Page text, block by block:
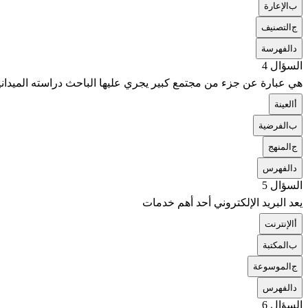
بالإعارة
جالتصنيف
د الفهرسة
السؤال 4
هي عبارة عن جزء من مجتمع كبير يجري عليها الباحث دراسته
أالعينة
بالفرضية
جالمنهج
د الفهرس
السؤال 5
يعد البريد الإلكتروني أحد أهم خدمات
أالإنترنت
بالمكتبة
جالموسوعة
د الفهرس
السؤال 6